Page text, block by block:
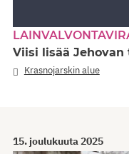
Viisi lisää
Krasnojarskin alue
15. joulukuuta 2025